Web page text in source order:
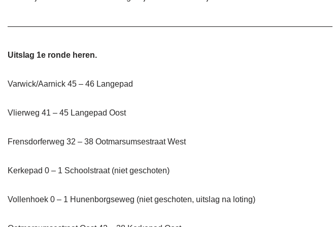
————————————————————————————————————————
Uitslag 1e ronde heren.
Varwick/Aarnick 45 – 46 Langepad
Vlierweg 41 – 45 Langepad Oost
Frensdorferweg 32 – 38 Ootmarsumsestraat West
Kerkepad 0 – 1 Schoolstraat (niet geschoten)
Vollenhoek 0 – 1 Hunenborgseweg (niet geschoten, uitslag na loting)